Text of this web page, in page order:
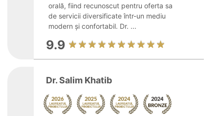
orală, fiind recunoscut pentru oferta sa
de servicii diversificate într-un mediu
modern și confortabil. Dr. ...
9.9
Dr. Salim Khatib